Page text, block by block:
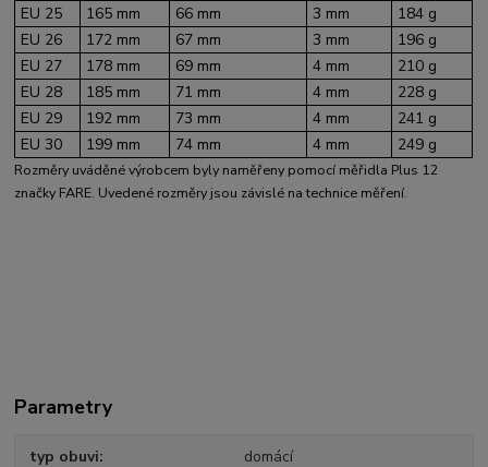
EU 25
165 mm 66 mm 3 mm
184 g
EU 26
172 mm 67 mm 3 mm
196 g
EU 27
178 mm 69 mm 4 mm
210 g
EU 28
185 mm 71 mm 4 mm
228 g
EU 29
192 mm 73 mm 4 mm
241 g
EU 30
199 mm 74 mm 4 mm 249 g
Rozměry uváděné výrobcem byly naměřeny pomocí měřidla Plus 12
značky FARE. Uvedené rozměry jsou závislé na technice měření.
Parametry
typ obuvi domácí